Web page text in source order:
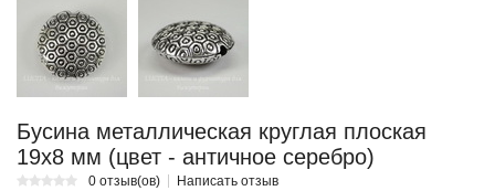
Бусина металлическая круглая плоская
19х8 мм (цвет - античное серебро)
0 отзыв(ов) Написать отзыв